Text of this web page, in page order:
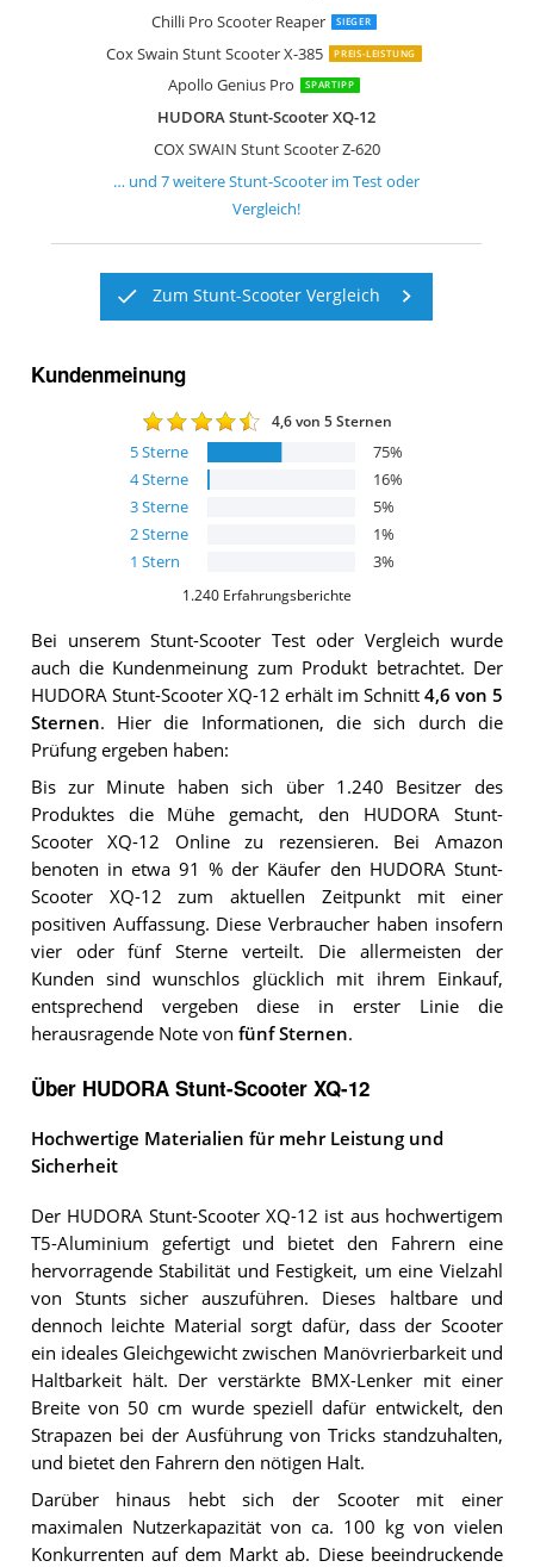
Chilli Pro Scooter Reaper SIEGER
Cox Swain Stunt Scooter X-385 PREIS-LEISTUNG
Apollo Genius Pro SPARTIPP
HUDORA Stunt-Scooter XQ-12
COX SWAIN Stunt Scooter Z-620
Cox Swain Stunt Scooter V-120
Cox Swain Stunt Scooter Ramp-X345
Star-Scooter Pro Sport Freestyle
Star-Scooter Pro Sport Freestyle
Cox Swain Stunt Scooter Roller Jump
Osprey Scooter 360 Pro Stunt Poison
… und7weitereStunt-Scooter im Test oder
Vergleich!
Zum Stunt-Scooter Vergleich
Kundenmeinung
4,6von 5 Sternen
5Sterne 75%
4Sterne 16%
3Sterne 5%
2Sterne 1%
1 Stern 3%
1.240 Erfahrungsberichte
Bei unseremStunt-Scooter Test oder Vergleich wurde
auch die Kundenmeinung zum Produkt betrachtet. Der
HUDORA Stunt-Scooter XQ-12 erhält im Schnitt 4,6 von 5
Sternen. Hier die Informationen, die sich durch die
Prüfung ergeben haben:
Bis zur Minute haben sich über 1.240 Besitzer des
Produktes die Mühe gemacht, den HUDORA Stunt-
Scooter XQ-12 Online zu rezensieren. Bei Amazon
benoten in etwa 91 % der Käufer den HUDORA Stunt-
Scooter XQ-12 zum aktuellen Zeitpunkt mit einer
positiven Auffassung. Diese Verbraucher haben insofern
vier oder fünf Sterne verteilt. Die allermeisten der
Kunden sind wunschlos glücklich mit ihrem Einkauf,
entsprechend vergeben diese in erster Linie die
herausragende Note von fünf Sternen.
Über HUDORA Stunt-Scooter XQ-12
Hochwertige Materialien für mehr Leistung und
Sicherheit
Der HUDORA Stunt-Scooter XQ-12 ist aus hochwertigem
T5-Aluminium gefertigt und bietet den Fahrern eine
hervorragende Stabilität und Festigkeit, um eine Vielzahl
von Stunts sicher auszuführen. Dieses haltbare und
dennoch leichte Material sorgt dafür, dass der Scooter
ein ideales Gleichgewicht zwischen Manövrierbarkeit und
Haltbarkeit hält. Der verstärkte BMX-Lenker mit einer
Breite von 50 cm wurde speziell dafür entwickelt, den
Strapazen bei der Ausführung von Tricks standzuhalten,
und bietet den Fahrern den nötigen Halt.
Darüber hinaus hebt sich der Scooter mit einer
maximalen Nutzerkapazität von ca. 100 kg von vielen
Konkurrenten auf dem Markt ab. Diese beeindruckende